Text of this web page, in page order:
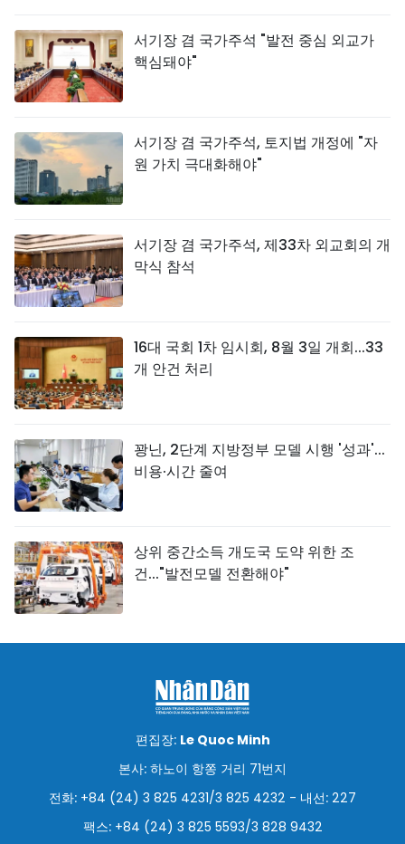
서기장 겸 국가주석 "발전 중심 외교가
핵심돼야"
서기장 겸 국가주석, 토지법 개정에 "자
원 가치 극대화해야"
서기장 겸 국가주석, 제33차 외교회의 개
막식 참석
16대 국회 1차 임시회, 8월 3일 개회...33
개 안건 처리
꽝닌, 2단계 지방정부 모델 시행 '성과'...
비용·시간 줄여
상위 중간소득 개도국 도약 위한 조
건..."발전모델 전환해야"
편집장: Le Quoc Minh
본사: 하노이 항쫑 거리 71번지
전화: +84 (24) 3 825 4231/3 825 4232 - 내선: 227
팩스: +84 (24) 3 825 5593/3 828 9432